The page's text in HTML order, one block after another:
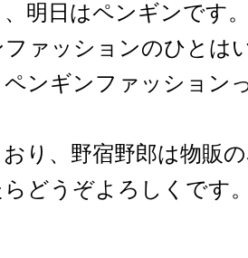
、明日はペンギンです
ァッションのひとは
ペンギンファッション
り、野宿野郎は物販
らどうぞよろしくです